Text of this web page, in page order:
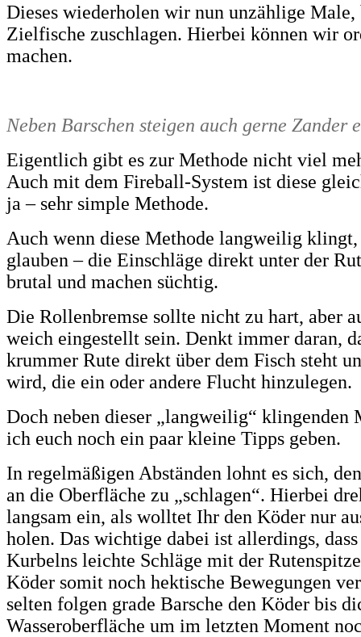
Dieses wiederholen wir nun unzählige Male,
Zielfische zuschlagen. Hierbei können wir
machen.
Neben Barschen steigen auch gerne Zander
Eigentlich gibt es zur Methode nicht viel
Auch mit dem Fireball-System ist diese
ja – sehr simple Methode.
Auch wenn diese Methode langweilig
glauben – die Einschläge direkt unter der
brutal und machen süchtig.
Die Rollenbremse sollte nicht zu hart, aber
weich eingestellt sein. Denkt immer daran,
krummer Rute direkt über dem Fisch steht
wird, die ein oder andere Flucht hinzulegen.
Doch neben dieser „langweilig“ klingenden
ich euch noch ein paar kleine Tipps geben.
In regelmäßigen Abständen lohnt es sich,
an die Oberfläche zu „schlagen“. Hierbei
langsam ein, als wolltet Ihr den Köder nur
holen. Das wichtige dabei ist allerdings,
Kurbelns leichte Schläge mit der
Köder somit noch hektische Bewegungen
selten folgen grade Barsche den Köder bis
Wasseroberfläche um im letzten Moment